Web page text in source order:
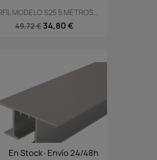
MODELO S25 5 METROS...
49,72 € 34,80 €
En Stock·Envío 24/48h